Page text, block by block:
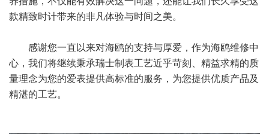
款精致时计带来的非凡体验与时间之美。
感谢您一直以来对海鸥的支持与厚爱，作为海鸥维修中
心，我们将继续秉承瑞士制表工艺近乎苛刻、精益求精的质
量理念为您的爱表提供高标准的服务，为您提供优质产品及
精湛的工艺。